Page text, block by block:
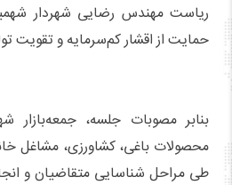
ریاست مهندس رضایی شهردار
حمایت از اقشار کم‌سرمایه و تقویت
بنابر مصوبات جلسه، جمعه‌بازار
محصولات باغی، کشاورزی، مشاغل
طی مراحل شناسایی متقاضیان و